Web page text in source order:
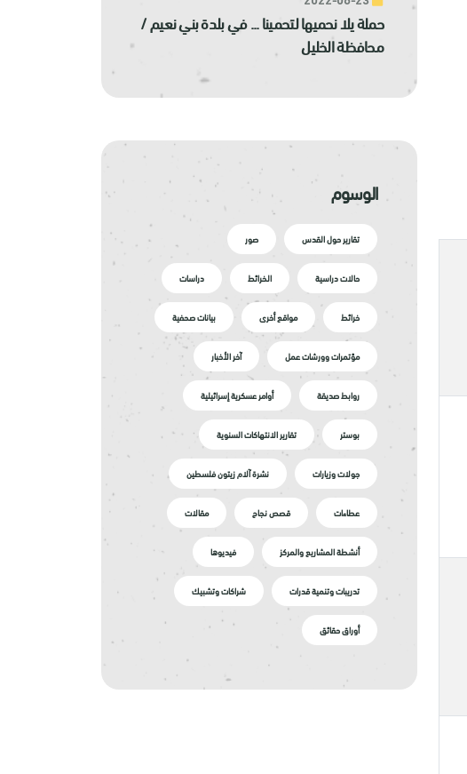
حملة يلا نحميها لتحمينا ... في بلدة بني نعيم /
محافظة الخليل
الوسوم
تقارير حول القدس صور
حالات دراسية الخرائط دراسات
خرائط مواقع أخرى بيانات صحفية
مؤتمرات وورشات عمل آخر الأخبار
روابط صديقة أوامر عسكرية إسرائيلية
بوستر تقارير الانتهاكات السنوية
جولات وزيارات نشرة آلام زيتون فلسطين
عطاءات قصص نجاح مقالات
أنشطة المشاريع والمركز فيديوها
تدريبات وتنمية قدرات شراكات وتشبيك
أوراق حقائق